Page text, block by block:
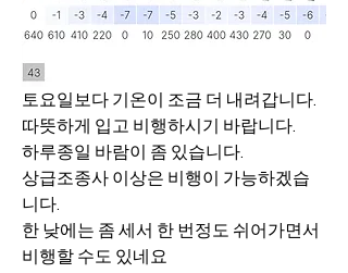
토요일보다 기온이 조금 더 내려갑니다.
따뜻하게 입고 비행하시기 바랍니다.
하루종일 바람이 좀 있습니다.
상급조종사 이상은 비행이 가능하겠습
니다.
한 낮에는 좀 세서 한 번정도 쉬어가면서
비행할 수도 있네요